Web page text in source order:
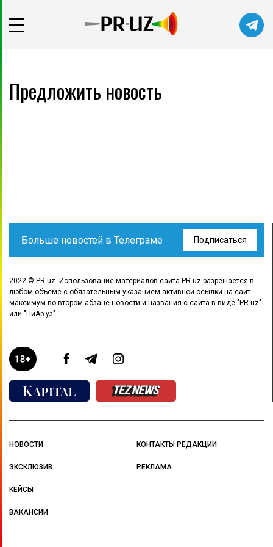
Предложить новость
Больше новостей в Телеграме Подписаться
2022 © PR.uz. Использование материалов сайта PR.uz разрешается в
любом объеме с обязательным указанием активной ссылки на сайт
максимум во втором абзаце новости и названия с сайта в виде "PR.uz"
или "ПиАр.уз"
НОВОСТИ
ЭКСКЛЮЗИВ
КЕЙСЫ
ВАКАНСИИ
КОНТАКТЫ РЕДАКЦИИ
РЕКЛАМА